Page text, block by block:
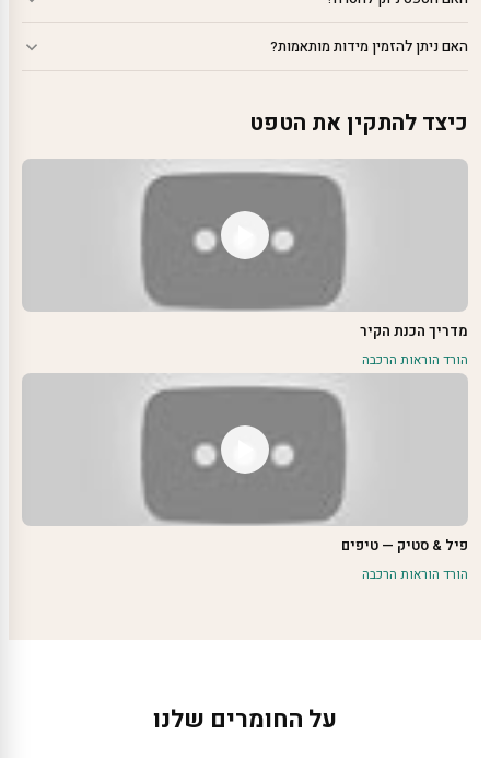
האם ניתן להזמין מידות מותאמות?
כיצד להתקין את הטפט
מדריך הכנת הקיר
הורד הוראות הרכבה
פיל & סטיק — טיפים
הורד הוראות הרכבה
על החומרים שלנו